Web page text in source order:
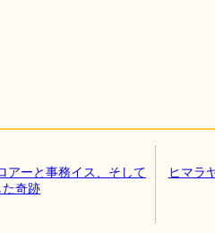
アーと事務イス、そして
奇跡
ヒマラ